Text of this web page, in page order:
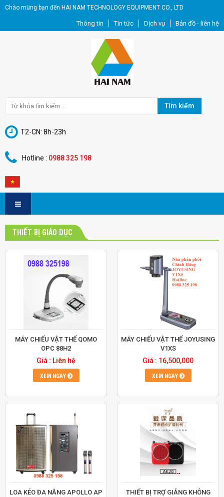
Chào mừng bạn đến HAI NAM TECHNOLOGY EQUIPMENT CO., LTD
Thông tin Tin tức Dịch vụ Bản đồ - liên hệ
Tìm kiếm
T2-CN: 8h-23h
Hotline : 0988 325 198
THIẾT BỊ GIÁO DỤC
MÁY CHIẾU VẬT THỂ QOMO
OPC 88H2
Giá : Liên hệ
XEM NGAY
MÁY CHIẾU VẬT THỂ JOYUSING
V1XS
Giá : 16,500,000
XEM NGAY
LOA KÉO ĐA NĂNG APOLLO AP
THIẾT BỊ TRỢ GIẢNG KHÔNG